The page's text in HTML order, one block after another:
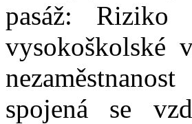
pasáž: Riziko
vysokoškolské
spojená se